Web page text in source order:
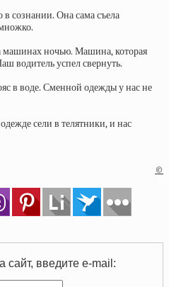
сознании. Она сама съела
машинах ночью. Машина, которая
водитель успел свернуть.
в воде. Сменной одежды у нас не
сели в телятники, и нас
©
сайт, введите e-mail: